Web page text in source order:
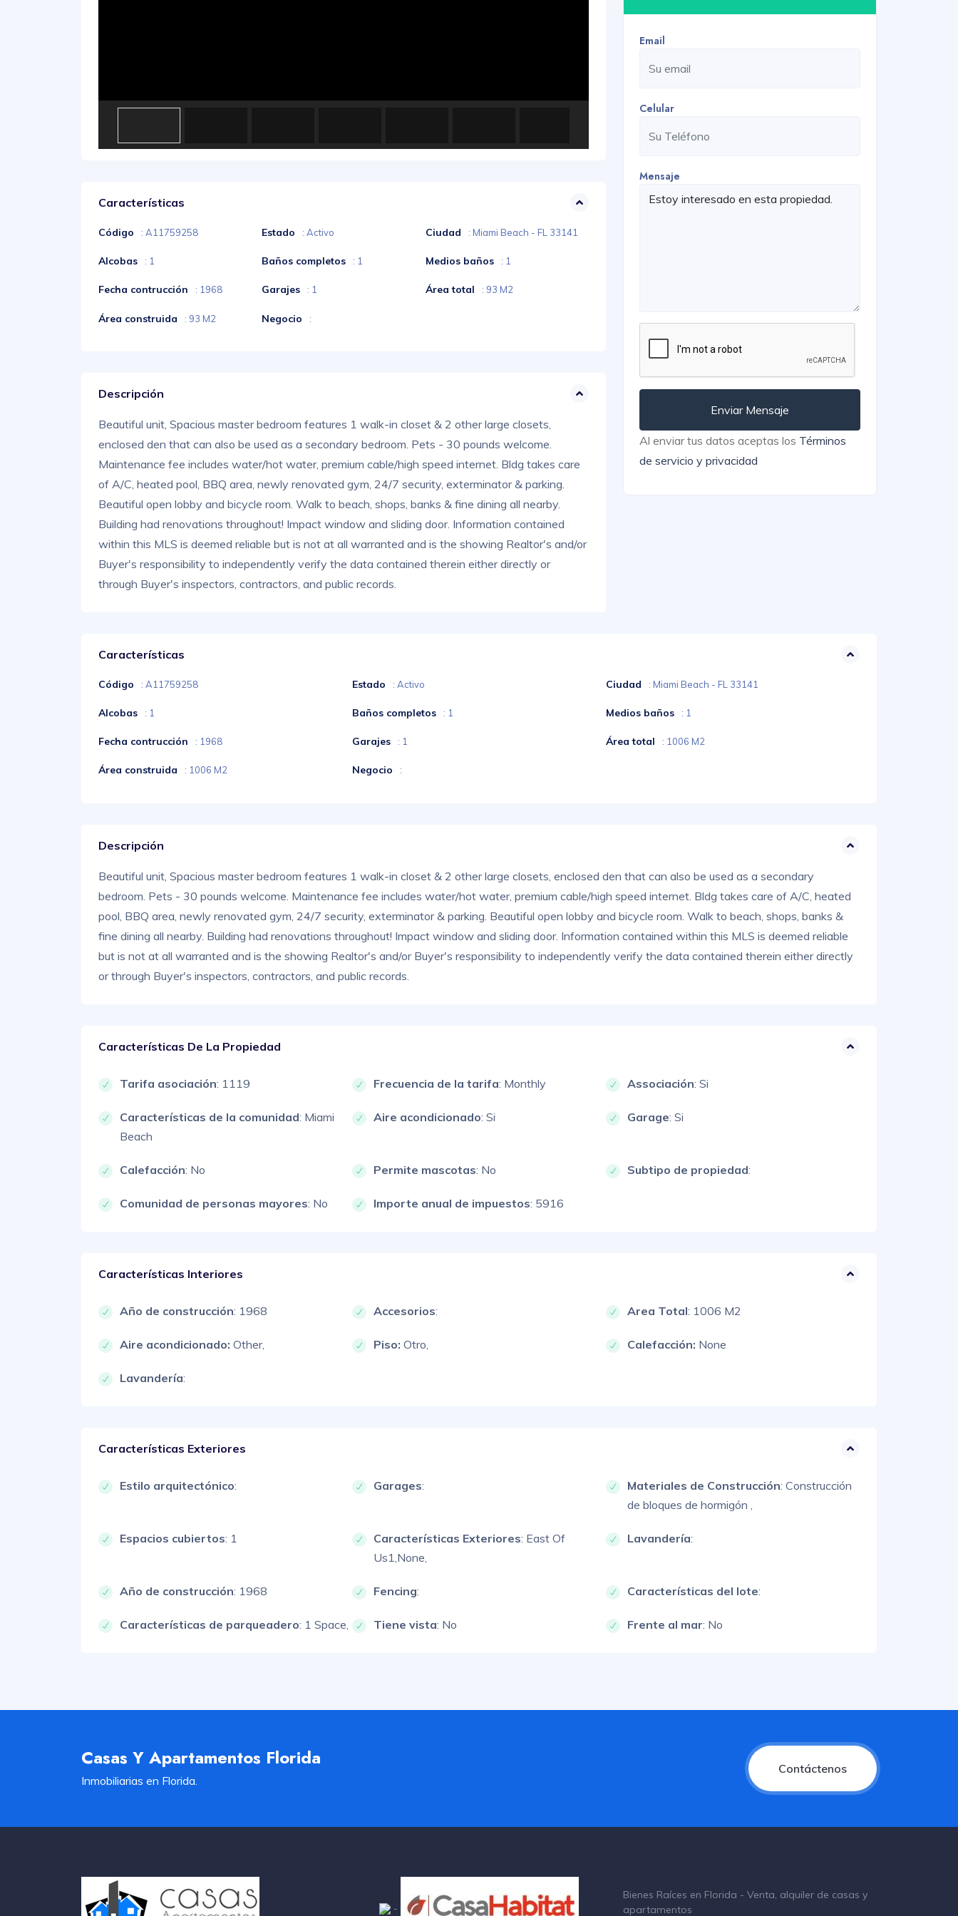
Características
Código : A11759258 Estado : Activo Ciudad : Miami Beach - FL 33141
Alcobas : 1 Baños completos : 1 Medios baños : 1
Fecha contrucción : 1968 Garajes : 1 Área total : 93 M2
Área construida : 93 M2 Negocio :
Descripción
Beautiful unit, Spacious master bedroom features 1 walk-in closet & 2 other large closets,
enclosed den that can also be used as a secondary bedroom. Pets - 30 pounds welcome.
Maintenance fee includes water/hot water, premium cable/high speed internet. Bldg takes care
of A/C, heated pool, BBQ area, newly renovated gym, 24/7 security, exterminator & parking.
Beautiful open lobby and bicycle room. Walk to beach, shops, banks & fine dining all nearby.
Building had renovations throughout! Impact window and sliding door. Information contained
within this MLS is deemed reliable but is not at all warranted and is the showing Realtor's and/or
Buyer's responsibility to independently verify the data contained therein either directly or
through Buyer's inspectors, contractors, and public records.
Email
Celular
Mensaje
Enviar Mensaje
Al enviar tus datos aceptas los Términos
de servicio y privacidad
Características
Código : A11759258 Estado : Activo Ciudad : Miami Beach - FL 33141
Alcobas : 1 Baños completos : 1 Medios baños : 1
Fecha contrucción : 1968 Garajes : 1 Área total : 1006 M2
Área construida : 1006 M2 Negocio :
Descripción
Beautiful unit, Spacious master bedroom features 1 walk-in closet & 2 other large closets, enclosed den that can also be used as a secondary
bedroom. Pets - 30 pounds welcome. Maintenance fee includes water/hot water, premium cable/high speed internet. Bldg takes care of A/C, heated
pool, BBQ area, newly renovated gym, 24/7 security, exterminator & parking. Beautiful open lobby and bicycle room. Walk to beach, shops, banks &
fine dining all nearby. Building had renovations throughout! Impact window and sliding door. Information contained within this MLS is deemed reliable
but is not at all warranted and is the showing Realtor's and/or Buyer's responsibility to independently verify the data contained therein either directly
or through Buyer's inspectors, contractors, and public records.
Características De La Propiedad
Tarifa asociación: 1119 Frecuencia de la tarifa: Monthly Associación: Si
Características de la comunidad: Miami
Beach
Aire acondicionado: Si Garage: Si
Calefacción: No Permite mascotas: No Subtipo de propiedad:
Comunidad de personas mayores: No Importe anual de impuestos: 5916
Características Interiores
Año de construcción: 1968 Accesorios: Area Total: 1006 M2
Aire acondicionado: Other, Piso: Otro, Calefacción: None
Lavandería:
Características Exteriores
Estilo arquitectónico: Garages: Materiales de Construcción: Construcción
de bloques de hormigón ,
Espacios cubiertos: 1 Características Exteriores: East Of
Us1, None,
Lavandería:
Año de construcción: 1968 Fencing: Características del lote:
Características de parqueadero: 1 Space, Tiene vista: No Frente al mar: No
Casas Y Apartamentos Florida
Inmobiliarias en Florida.
Contáctenos
-
Bienes Raíces en Florida - Venta, alquiler de casas y
apartamentos